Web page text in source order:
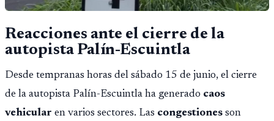
Reacciones ante el cierre de la
autopista Palín-Escuintla
Desde tempranas horas del sábado 15 de junio, el cierre
de la autopista Palín-Escuintla ha generado caos
vehicular en varios sectores. Las congestiones son